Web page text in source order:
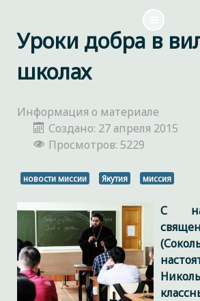
Уроки добра в
школах
Информация о материале
Создано: 27 апреля 2015
Просмотров: 5229
новости миссии Якутия миссия
С